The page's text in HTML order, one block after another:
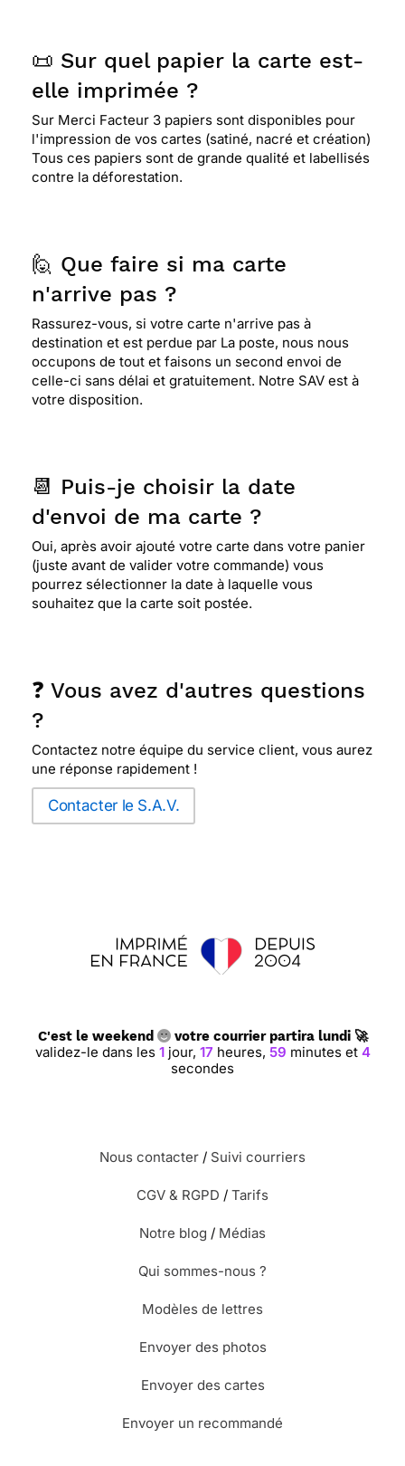
📜 Sur quel papier la carte est-
elle imprimée ?
Sur Merci Facteur 3 papiers sont disponibles pour
l'impression de vos cartes (satiné, nacré et création)
Tous ces papiers sont de grande qualité et labellisés
contre la déforestation.
🙋 Que faire si ma carte
n'arrive pas ?
Rassurez-vous, si votre carte n'arrive pas à
destination et est perdue par La poste, nous nous
occupons de tout et faisons un second envoi de
celle-ci sans délai et gratuitement. Notre SAV est à
votre disposition.
📆 Puis-je choisir la date
d'envoi de ma carte ?
Oui, après avoir ajouté votre carte dans votre panier
(juste avant de valider votre commande) vous
pourrez sélectionner la date à laquelle vous
souhaitez que la carte soit postée.
❓ Vous avez d'autres questions
?
Contactez notre équipe du service client, vous aurez
une réponse rapidement !
Contacter le S.A.V.
C'est le weekend votre courrier partira lundi 🚀
validez-le dans les 1jour, 17 heures, 59 minutes et 3
secondes
Nous contacter / Suivi courriers
CGV & RGPD / Tarifs
Notre blog / Médias
Qui sommes-nous ?
Modèles de lettres
Envoyer des photos
Envoyer des cartes
Envoyer un recommandé